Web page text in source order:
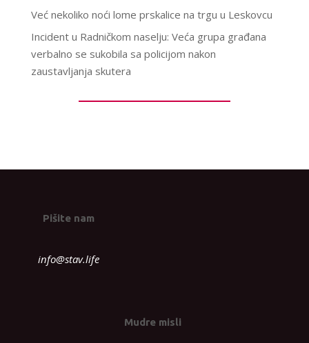
Već nekoliko noći lome prskalice na trgu u Leskovcu
Incident u Radničkom naselju: Veća grupa građana
verbalno se sukobila sa policijom nakon
zaustavljanja skutera
Pišite nam
info@stav.life
Mudre misli